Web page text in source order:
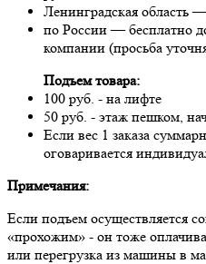
Ленинградская область
по России — бесплатно
компании (просьба
Подъем товара:
100 руб. - на лифте
50 руб. - этаж пешком,
Если вес 1 заказа
оговаривается
Примечания:
Если подъем осуществляется
«прохожим» - он тоже
или перегрузка из машины в